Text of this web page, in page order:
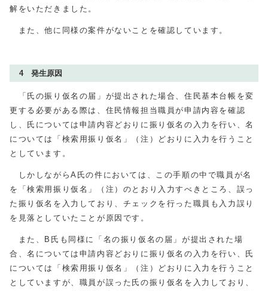
解をいただきました。
また、他に同様の案件がないことを確認しています。
4 発生原因
「氏の振り仮名の届」が提出された場合、住民基本台帳を変
更する必要がある際は、住民情報担当職員が申請内容を確認
し、氏については申請内容どおりに振り仮名の入力を行い、名
については「検索用振り仮名」（注）どおりに入力を行うこと
としています。
しかしながらA氏の件においては、この手順の中で職員が名
を「検索用振り仮名」（注）のとおり入力すべきところ、誤っ
た振り仮名を入力しており、チェックを行った職員も入力誤り
を見落としていたことが原因です。
また、B氏も同様に「名の振り仮名の届」が提出された場
合、名については申請内容どおりに振り仮名の入力を行い、氏
については「検索用振り仮名」（注）どおりに入力を行うこと
としていますが、職員が誤った氏の振り仮名を入力しており、